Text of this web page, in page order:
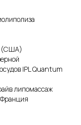
(США)
IPL Quantum
липомассаж